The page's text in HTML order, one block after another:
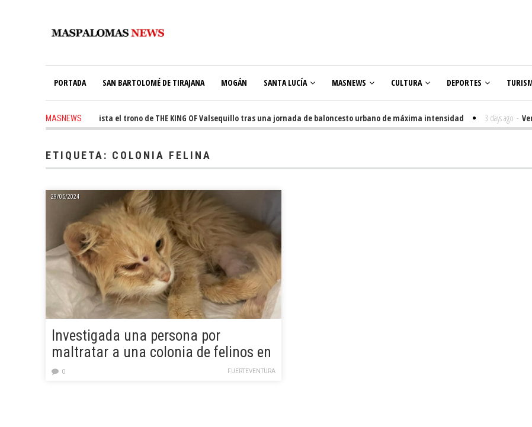
PORTADA SAN BARTOLOMÉ DE TIRAJANA MOGÁN SANTA LUCÍA MASNEWS CULTURA DEPORTES
MASNEWS
Ale Martín conquista el trono de THE KING OF Valsequillo tras una jornada de baloncesto urbano de máxima intensidad 3 days ago -
ETIQUETA: COLONIA FELINA
29/05/2024
Investigada una persona por
maltratar a una colonia de felinos en
Fuerteventura
FUERTEVENTURA
0